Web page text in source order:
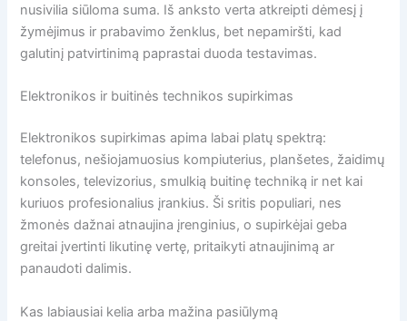
nusivilia siūloma suma. Iš anksto verta atkreipti dėmesį į
žymėjimus ir prabavimo ženklus, bet nepamiršti, kad
galutinį patvirtinimą paprastai duoda testavimas.
Elektronikos ir buitinės technikos supirkimas
Elektronikos supirkimas apima labai platų spektrą:
telefonus, nešiojamuosius kompiuterius, planšetes, žaidimų
konsoles, televizorius, smulkią buitinę techniką ir net kai
kuriuos profesionalius įrankius. Ši sritis populiari, nes
žmonės dažnai atnaujina įrenginius, o supirkėjai geba
greitai įvertinti likutinę vertę, pritaikyti atnaujinimą ar
panaudoti dalimis.
Kas labiausiai kelia arba mažina pasiūlymą